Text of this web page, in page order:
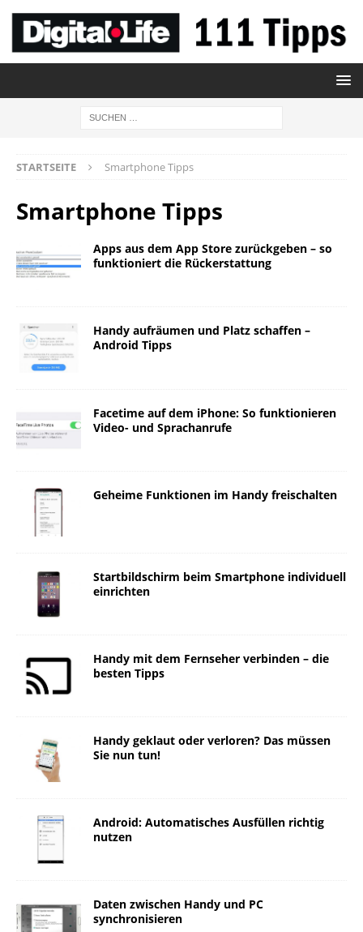
STARTSEITE Smartphone Tipps
Smartphone Tipps
Apps aus dem App Store zurückgeben – so
funktioniert die Rückerstattung
Handy aufräumen und Platz schaffen –
Android Tipps
Facetime auf dem iPhone: So funktionieren
Video- und Sprachanrufe
Geheime Funktionen im Handy freischalten
Startbildschirm beim Smartphone individuell
einrichten
Handy mit dem Fernseher verbinden – die
besten Tipps
Handy geklaut oder verloren? Das müssen
Sie nun tun!
Android: Automatisches Ausfüllen richtig
nutzen
Daten zwischen Handy und PC
synchronisieren